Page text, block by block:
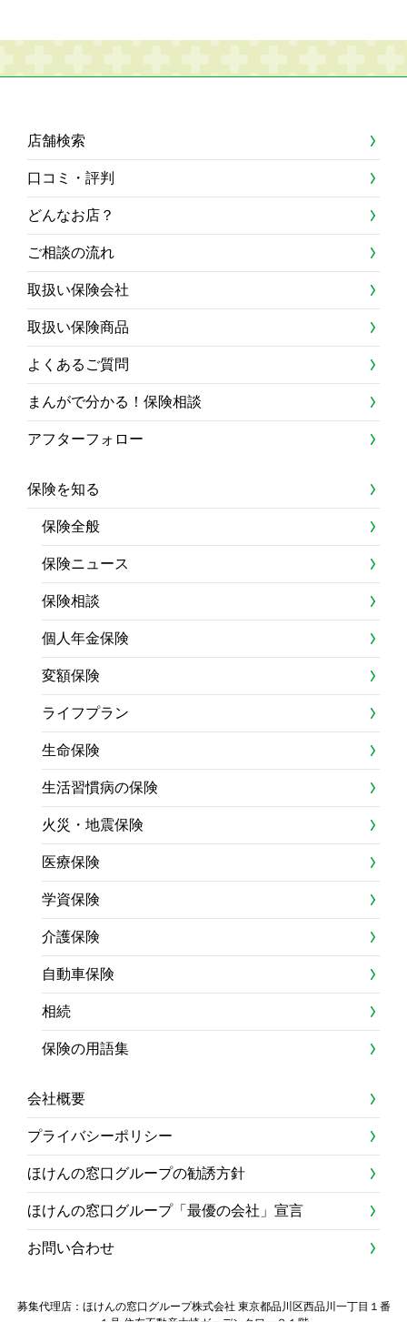
店舗検索
口コミ・評判
どんなお店？
ご相談の流れ
取扱い保険会社
取扱い保険商品
よくあるご質問
まんがで分かる！保険相談
アフターフォロー
保険を知る
保険全般
保険ニュース
保険相談
個人年金保険
変額保険
ライフプラン
生命保険
生活習慣病の保険
火災・地震保険
医療保険
学資保険
介護保険
自動車保険
相続
保険の用語集
会社概要
プライバシーポリシー
ほけんの窓口グループの勧誘方針
ほけんの窓口グループ「最優の会社」宣言
お問い合わせ
募集代理店：ほけんの窓口グループ株式会社 東京都品川区西品川一丁目１番